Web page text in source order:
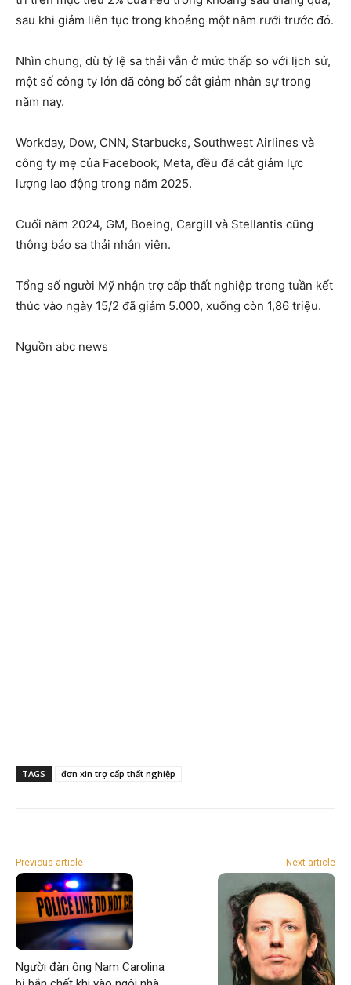
sau khi giảm liên tục trong khoảng một năm rưỡi trước đó.
Nhìn chung, dù tỷ lệ sa thải vẫn ở mức thấp so với lịch sử,
một số công ty lớn đã công bố cắt giảm nhân sự trong
năm nay.
Workday, Dow, CNN, Starbucks, Southwest Airlines và
công ty mẹ của Facebook, Meta, đều đã cắt giảm lực
lượng lao động trong năm 2025.
Cuối năm 2024, GM, Boeing, Cargill và Stellantis cũng
thông báo sa thải nhân viên.
Tổng số người Mỹ nhận trợ cấp thất nghiệp trong tuần kết
thúc vào ngày 15/2 đã giảm 5.000, xuống còn 1,86 triệu.
Nguồn abc news
TAGS đơn xin trợ cấp thất nghiệp
Previous article
Người đàn ông Nam Carolina
Next article